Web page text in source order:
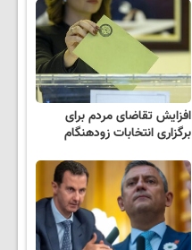
افزایش تقاضای مردم برای
برگزاری انتخابات زودهنگام